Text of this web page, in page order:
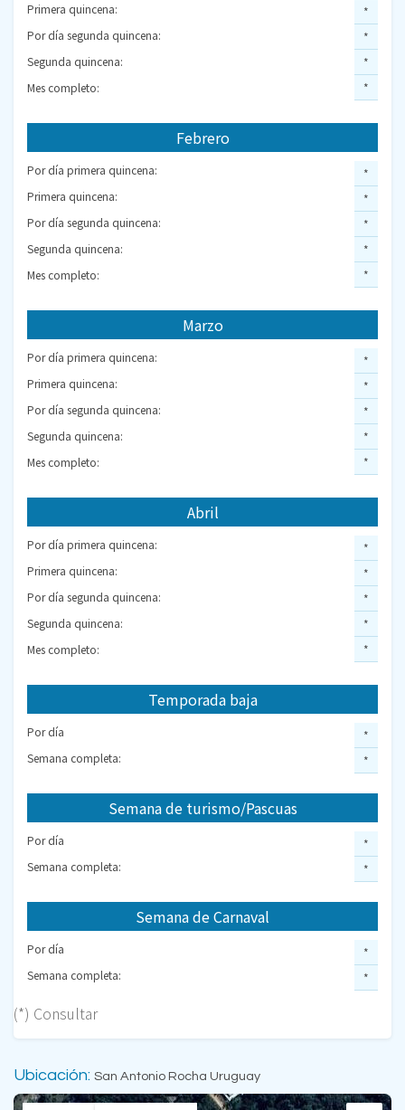
Primera quincena:
Por día segunda quincena:
Segunda quincena:
Mes completo:
*
*
*
*
Febrero
Por día primera quincena:
Primera quincena:
Por día segunda quincena:
Segunda quincena:
Mes completo:
*
*
*
*
*
Marzo
Por día primera quincena:
Primera quincena:
Por día segunda quincena:
Segunda quincena:
Mes completo:
*
*
*
*
*
Abril
Por día primera quincena:
Primera quincena:
Por día segunda quincena:
Segunda quincena:
Mes completo:
*
*
*
*
*
Temporada baja
Por día
Semana completa:
*
*
Semana de turismo/Pascuas
Por día
Semana completa:
*
*
Semana de Carnaval
Por día
Semana completa:
*
*
(*) Consultar
Ubicación: San Antonio Rocha Uruguay